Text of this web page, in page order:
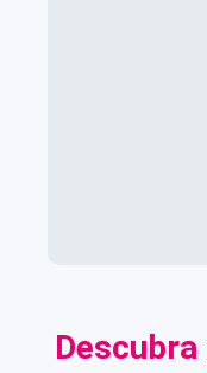
Descubra